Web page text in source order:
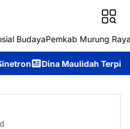
BudayaPemkab Murung
Terpilih Aklamasi Pimpin